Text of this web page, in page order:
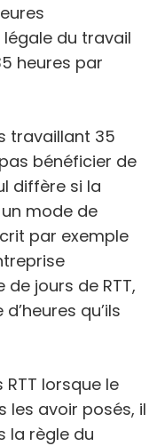
du travail
heures par
travaillant 35
bénéficier de
diffère si la
mode de
par exemple
jours de RTT,
qu’ils
lorsque le
les avoir posés, il
la règle du